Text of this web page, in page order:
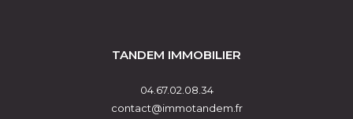
TANDEM IMMOBILIER
04.67.02.08.34
contact@immotandem.fr